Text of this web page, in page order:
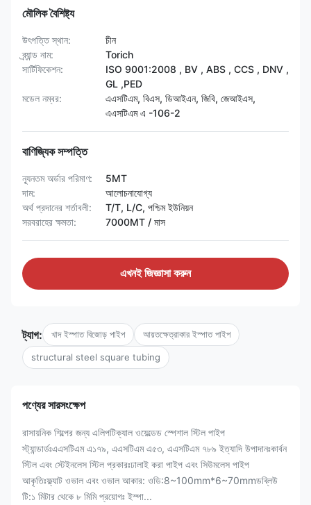
মৌলিক বৈশিষ্ট্য
উৎপত্তি স্থান:
চীন
ব্র্যান্ড নাম:
Torich
সার্টিফিকেশন:
ISO 9001:2008 , BV , ABS , CCS , DNV ,
GL ,PED
মডেল নম্বর:
এএসটিএম, বিএস, ডিআইএন, জিবি, জেআইএস,
এএসটিএম এ -106-2
বাণিজ্যিক সম্পত্তি
ন্যূনতম অর্ডার পরিমাণ:
5MT
দাম:
আলোচনাযোগ্য
অর্থ প্রদানের শর্তাবলী:
T/T, L/C, পশ্চিম ইউনিয়ন
সরবরাহের ক্ষমতা:
7000MT / মাস
এখনই জিজ্ঞাসা করুন
ট্যাগ: খাদ ইস্পাত বিজোড় পাইপ আয়তক্ষেত্রাকার ইস্পাত পাইপ
structural steel square tubing
পণ্যের সারসংক্ষেপ
রাসায়নিক শিল্পের জন্য এলিপটিক্যাল ওয়েল্ডেড স্পেশাল স্টিল পাইপ
স্ট্যান্ডার্ডঃএএসটিএম এ১৭৯, এএসটিএম এ৫৩, এএসটিএম ৭৮৯ ইত্যাদি উপাদানঃকার্বন
স্টিল এবং স্টেইনলেস স্টিল প্রকারঃঢালাই করা পাইপ এবং সিউমলেস পাইপ
আকৃতিঃফ্ল্যাট ওভাল এবং ওভাল আকার: ওডি:8~100mm*6~70mmডব্লিউ
টি:১ মিটার থেকে ৮ মিমি প্রয়োগঃ ইস্পা...